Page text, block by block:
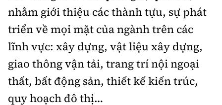
nhằm giới thiệu các thành tựu, sự phát
triển về mọi mặt của ngành trên các
lĩnh vực: xây dựng, vật liệu xây dựng,
giao thông vận tải, trang trí nội ngoại
thất, bất động sản, thiết kế kiến trúc,
quy hoạch đô thị…